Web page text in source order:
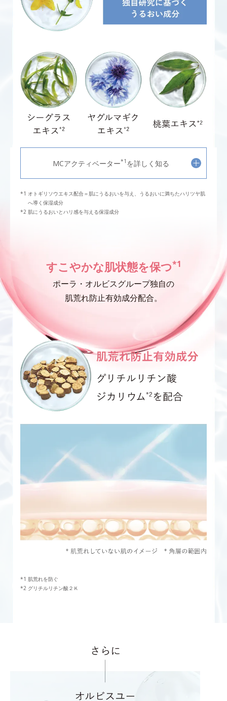
MCアクティベーター*1 を詳しく知る
オトギリソウエキス配合＝肌にうるおいを与え、うるおいに満ちたハリツヤ肌
へ導く保湿成分
肌にうるおいとハリ感を与える保湿成分
すこやかな肌状態を保つ*1
ポーラ・オルビスグループ独自の
肌荒れ防止有効成分配合。
肌荒れを防ぐ
グリチルリチン酸２Ｋ